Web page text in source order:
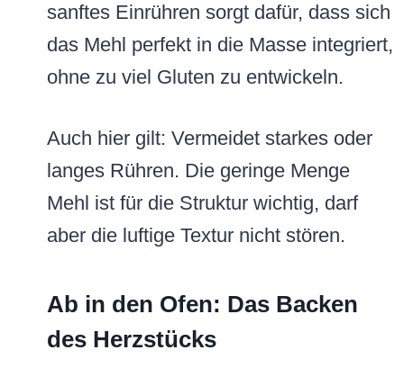
sanftes Einrühren sorgt dafür, dass sich
das Mehl perfekt in die Masse integriert,
ohne zu viel Gluten zu entwickeln.
Auch hier gilt: Vermeidet starkes oder
langes Rühren. Die geringe Menge
Mehl ist für die Struktur wichtig, darf
aber die luftige Textur nicht stören.
Ab in den Ofen: Das Backen
des Herzstücks